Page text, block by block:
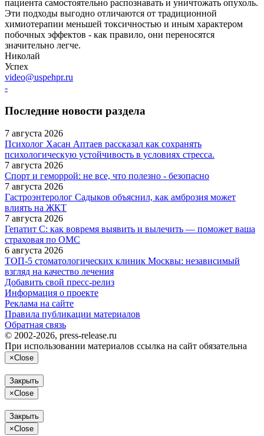
пациента самостоятельно распознавать и уничтожать опухоль.
Эти подходы выгодно отличаются от традиционной
химиотерапии меньшей токсичностью и иным характером
побочных эффектов - как правило, они переносятся
значительно легче.
Николай
Успех
video@uspehpr.ru
-
Последние новости раздела
7 августа 2026
Психолог Хасан Аптаев рассказал как сохранять
психологическую устойчивость в условиях стресса.
7 августа 2026
Спорт и геморрой: не все, что полезно - безопасно
7 августа 2026
Гастроэнтеролог Садыков объяснил, как амброзия может
влиять на ЖКТ
7 августа 2026
Гепатит С: как вовремя выявить и вылечить — поможет ваша
страховая по ОМС
6 августа 2026
ТОП-5 стоматологических клиник Москвы: независимый
взгляд на качество лечения
Добавить свой пресс-релиз
Информация о проекте
Реклама на сайте
Правила публикации материалов
Обратная связь
© 2002-2026, press-release.ru
При использовании материалов ссылка на сайт обязательна
×Close
Закрыть
×Close
Закрыть
×Close